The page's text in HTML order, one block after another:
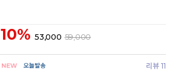
10% 53,000 59,000
리뷰 11